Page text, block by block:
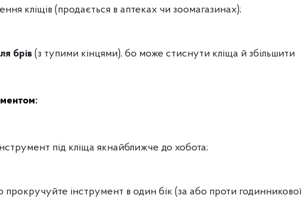
кліщів (продається в аптеках чи зоомагазинах);
брів (з тупими кінцями), бо може стиснути кліща й збільшити
під кліща якнайближче до хобота;
прокручуйте інструмент в один бік (за або проти годинникової